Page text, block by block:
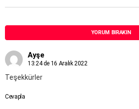
YORUM BIRAKIN
Ayşe
13:24 de 16 Aralık 2022
Teşekkürler
Cevapla